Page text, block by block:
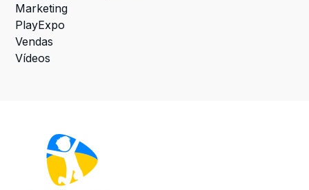
Marketing
PlayExpo
Vendas
Vídeos